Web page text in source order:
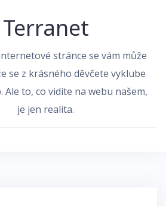
Terranet
stránce se vám může
se z krásného děvčete vyklube
Ale to, co vidíte na webu našem,
je jen realita.